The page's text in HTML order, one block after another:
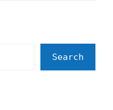
Search